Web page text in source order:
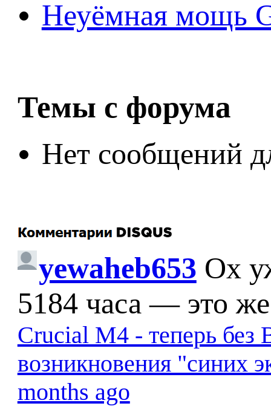
Неуёмная мощь
Темы с форума
Нет сообщений
yewaheb653 Ох
5184 часа — это
Crucial M4 - теперь без
возникновения "синих
months ago